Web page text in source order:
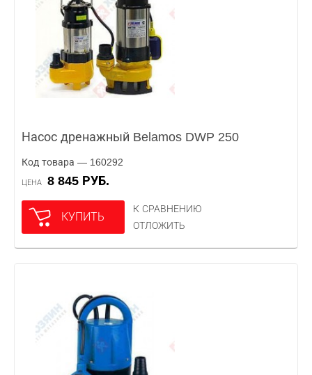
Насос дренажный Belamos DWP 250
Код товара — 160292
ЦЕНА 8 845 РУБ.
КУПИТЬ
К СРАВНЕНИЮ
ОТЛОЖИТЬ